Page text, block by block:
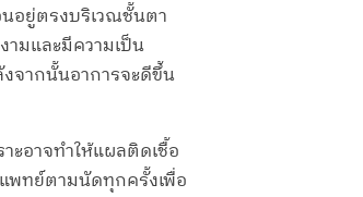
อยู่ตรงบริเวณชั้นตา
มและมีความเป็น
จากนั้นอาการจะดีขึ้น
ะอาจทำให้แผลติดเชื้อ
พทย์ตามนัดทุกครั้งเพื่อ